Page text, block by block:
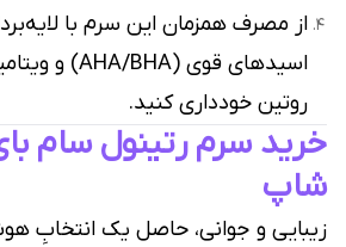
از مصرف همزمان این سرم با
روتین خودداری کنید.
خرید سرم رتینول سام
شاپ
زیبایی و جوانی، حاصل یک انتخابِ